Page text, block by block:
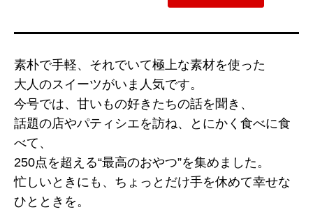
素朴で手軽、それでいて極上な素材を使った
大人のスイーツがいま人気です。
今号では、甘いもの好きたちの話を聞き、
話題の店やパティシエを訪ね、とにかく食べに食
べて、
250点を超える“最高のおやつ”を集めました。
忙しいときにも、ちょっとだけ手を休めて幸せな
ひとときを。